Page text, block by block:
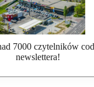
7000 czytelników
newslettera!